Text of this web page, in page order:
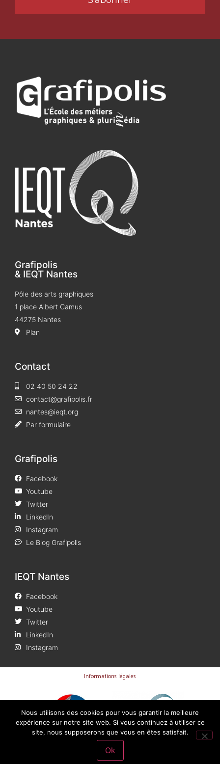
Grafipolis
& IEQT Nantes
Pôle des arts graphiques
1 place Albert Camus
44275 Nantes
Plan
Contact
02 40 50 24 22
contact@grafipolis.fr
nantes@ieqt.org
Par formulaire
Grafipolis
Facebook
Youtube
Twitter
LinkedIn
Instagram
Le Blog Grafipolis
IEQT Nantes
Facebook
Youtube
Twitter
LinkedIn
Instagram
Informations légales
Dernière mise à jour 02/04/2026
Nous utilisons des cookies pour vous garantir la meilleure
expérience sur notre site web. Si vous continuez à utiliser ce
site, nous supposerons que vous en êtes satisfait.
Ok